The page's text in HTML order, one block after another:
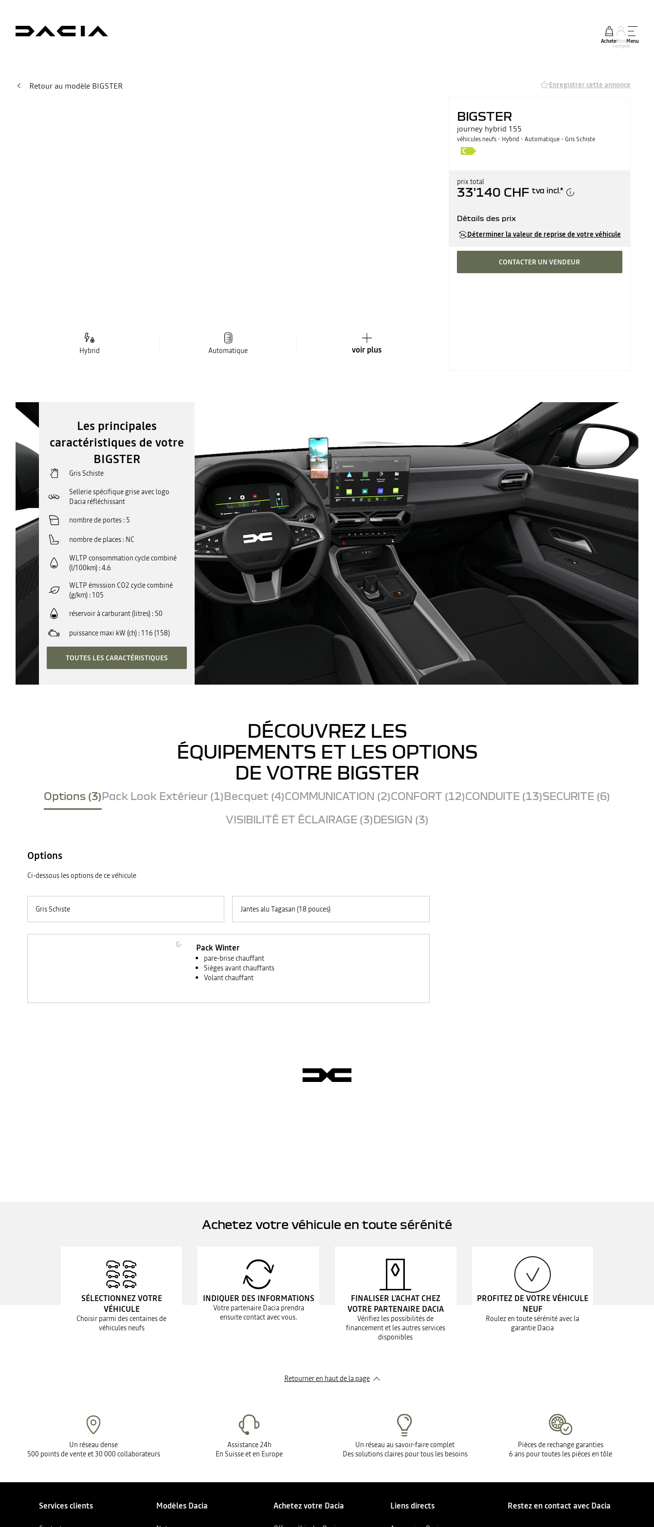
AcheterMon
compte
Menu
Retour au modèle BIGSTER Enregistrer cette annonce
Hybrid Automatique voir plus
BIGSTER
journey hybrid 155
véhicules neufs - Hybrid - Automatique - Gris Schiste
prix total
33'140 CHF tva incl.*
Détails des prix
Déterminer la valeur de reprise de votre véhicule
CONTACTER UN VENDEUR
Les principales
caractéristiques de votre
BIGSTER
Gris Schiste
Sellerie spécifique grise avec logo
Dacia réfléchissant
nombre de portes 5
nombre de places NC
WLTP consommation cycle combiné
(l/100km) 4.6
WLTP émission CO2 cycle combiné
(g/km) 105
réservoir à carburant (litres) 50
puissance maxi kW (ch) 116 (158)
TOUTES LES CARACTÉRISTIQUES
DÉCOUVREZ LES
ÉQUIPEMENTS ET LES OPTIONS
DE VOTRE BIGSTER
Options (3)Pack Look Extérieur (1)Becquet (4)COMMUNICATION (2)CONFORT (12)CONDUITE (13)SECURITE (6)
VISIBILITÉ ET ÉCLAIRAGE (3)DESIGN (3)
Options
Ci-dessous les options de ce véhicule
Gris Schiste Jantes alu Tagasan (18 pouces)
Pack Winter
pare-brise chauffant
Sièges avant chauffants
Volant chauffant
Achetez votre véhicule en toute sérénité
SÉLECTIONNEZ VOTRE
VÉHICULE
Choisir parmi des centaines de
véhicules neufs
INDIQUER DES INFORMATIONS
Votre partenaire Dacia prendra
ensuite contact avec vous.
FINALISER L’ACHAT CHEZ
VOTRE PARTENAIRE DACIA
Vérifiez les possibilités de
financement et les autres services
disponibles
PROFITEZ DE VOTRE VÉHICULE
NEUF
Roulez en toute sérénité avec la
garantie Dacia
Retourner en haut de la page
Un réseau dense
500 points de vente et 30 000 collaborateurs
Assistance 24h
En Suisse et en Europe
Un réseau au savoir-faire complet
Des solutions claires pour tous les besoins
Pièces de rechange garanties
6 ans pour toutes les pièces en tôle
Services clients Modèles Dacia Achetez votre Dacia Liens directs Restez en contact avec Dacia